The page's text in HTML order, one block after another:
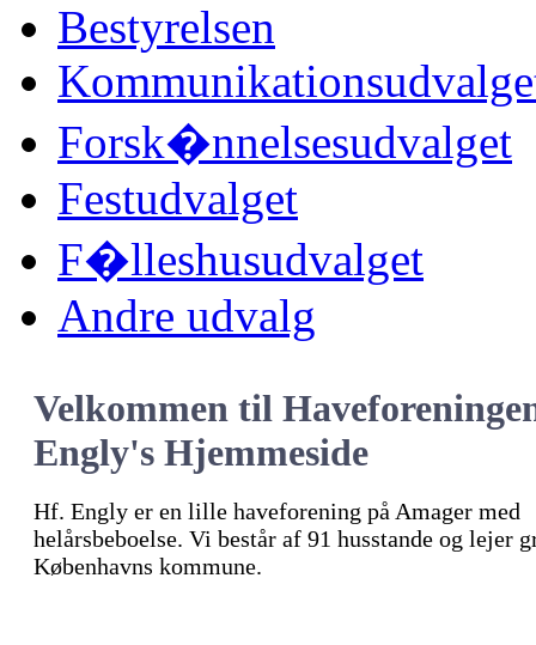
Bestyrelsen
Forsk�nnelsesudvalget
Festudvalget
F�lleshusudvalget
Andre udvalg
Velkommen til
Engly's Hjemmeside
Hf. Engly er en lille haveforening på Amager med
helårsbeboelse. Vi består af 91 husstande og lejer
Københavns kommune.